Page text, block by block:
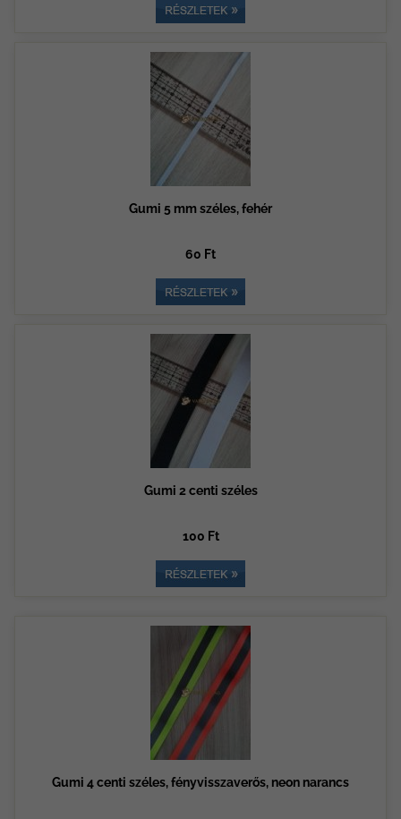
Gumi 5 mm széles, fehér
60 Ft
Gumi 2 centi széles
100 Ft
Gumi 4 centi széles, fényvisszaverős, neon narancs